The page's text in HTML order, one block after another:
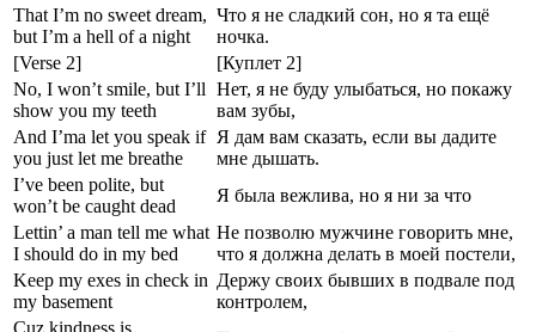
That I’m no sweet dream,
but I’m a hell of a night
Что я не сладкий сон, но я та ещё
ночка.
[Verse 2]
[Куплет 2]
No, I won’t smile, but I’ll
show you my teeth
Нет, я не буду улыбаться, но покажу
вам зубы,
And I’ma let you speak if
you just let me breathe
Я дам вам сказать, если вы дадите
мне дышать.
I’ve been polite, but
won’t be caught dead
Я была вежлива, но я ни за что
Lettin’ a man tell me what
I should do in my bed
Не позволю мужчине говорить мне,
что я должна делать в моей постели,
Keep my exes in check in
my basement
Держу своих бывших в подвале под
контролем,
Cuz kindness is